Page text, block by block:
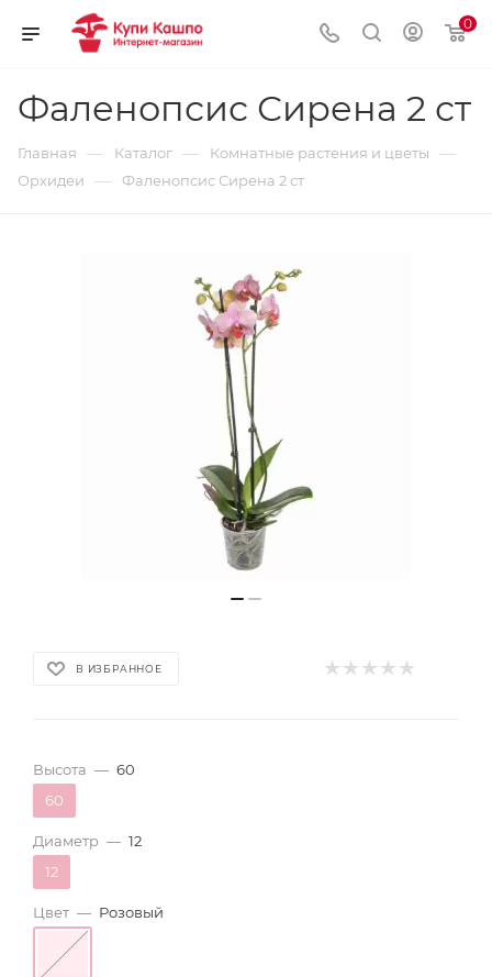
0
Фаленопсис Сирена 2 ст
Главная — Каталог — Комнатные растения и цветы —
Орхидеи — Фаленопсис Сирена 2 ст
В ИЗБРАННОЕ
Высота — 60
60
Диаметр — 12
12
Цвет — Розовый